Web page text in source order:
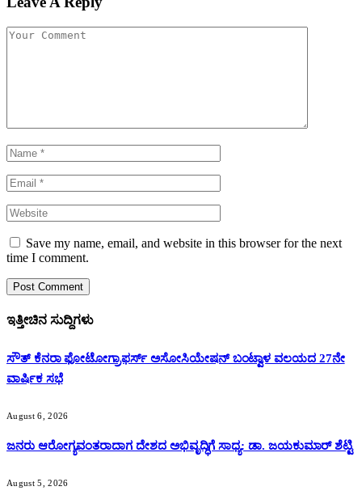
Save my name, email, and website in this browser for the next
time I comment.
ಇತ್ತೀಚಿನ ಸುದ್ದಿಗಳು
ಸೌತ್ ಕೆನರಾ ಫೋಟೋಗ್ರಾಫರ್ಸ್ ಅಸೋಸಿಯೇಷನ್ ಬಂಟ್ವಾಳ ವಲಯದ 27ನೇ
ವಾರ್ಷಿಕ ಸಭೆ
August 6, 2026
ಜನರು ಆರೋಗ್ಯವಂತರಾದಾಗ ದೇಶದ ಅಭಿವೃದ್ಧಿಗೆ ಸಾಧ್ಯ: ಡಾ. ಜಯಕುಮಾರ್ ಶೆಟ್ಟಿ
August 5, 2026